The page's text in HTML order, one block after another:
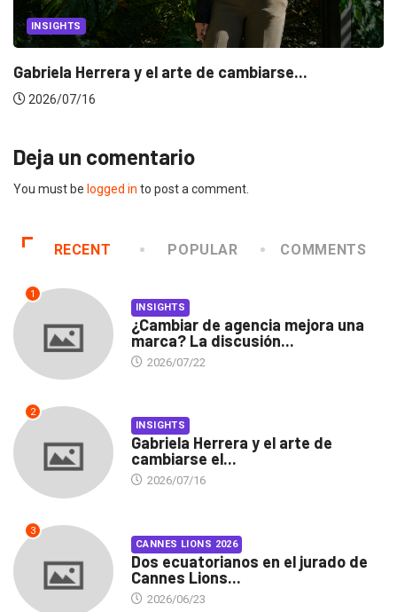
INSIGHTS
Gabriela Herrera y el arte de cambiarse...
2026/07/16
Deja un comentario
You must be logged in to post a comment.
RECENT POPULAR COMMENTS
1
INSIGHTS
¿Cambiar de agencia mejora una
marca? La discusión...
2026/07/22
2
INSIGHTS
Gabriela Herrera y el arte de
cambiarse el...
2026/07/16
3
CANNES LIONS 2026
Dos ecuatorianos en el jurado de
Cannes Lions...
2026/06/23